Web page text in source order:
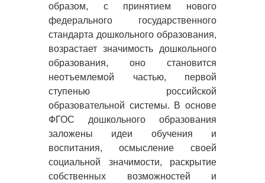
образом, с принятием нового
федерального государственного
стандарта дошкольного образования,
возрастает значимость дошкольного
образования, оно становится
неотъемлемой частью, первой
ступенью российской
образовательной системы. В основе
ФГОС дошкольного образования
заложены идеи обучения и
воспитания, осмысление своей
социальной значимости, раскрытие
собственных возможностей и